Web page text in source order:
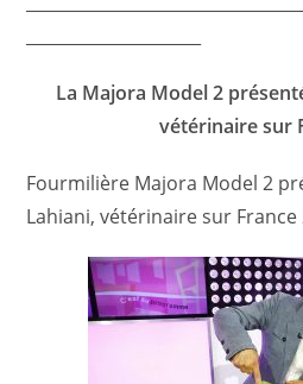
La Majora Model 2
vétérinaire sur
Fourmilière Majora Model 2
Lahiani, vétérinaire sur France